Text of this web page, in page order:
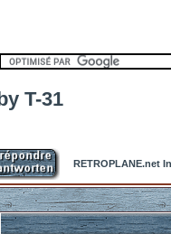
T-31
RETROPLANE.net